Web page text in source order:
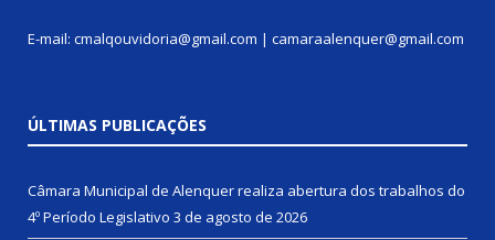
E-mail: cmalqouvidoria@gmail.com | camaraalenquer@gmail.com
ÚLTIMAS PUBLICAÇÕES
Câmara Municipal de Alenquer realiza abertura dos trabalhos do
4º Período Legislativo 3 de agosto de 2026